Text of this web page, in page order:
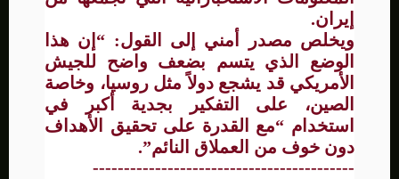
إيران.
ويخلص مصدر أمني إلى القول: “إن هذا
الوضع الذي يتسم بضعف واضح للجيش
الأمريكي قد يشجع دولاً مثل روسيا، وخاصة
الصين، على التفكير بجدية أكبر في
استخدام “مع القدرة على تحقيق الأهداف
دون خوف من العملاق النائم”.
------------------------------------------